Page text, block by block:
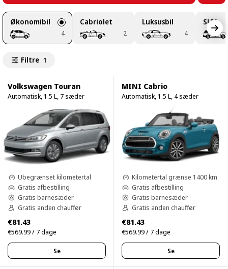
Økonomibil
4
Cabriolet
2
Luksusbil
4
SUV
Filtre 1
Volkswagen Touran
Automatisk, 1.5 L, 7 sæder
Ubegrænset kilometertal
Gratis afbestilling
Gratis barnesæder
Gratis anden chauffør
€81.43
€569.99 / 7 dage
Se
MINI Cabrio
Automatisk, 1.5 L, 4 sæder
Kilometertal grænse 1400 km
Gratis afbestilling
Gratis barnesæder
Gratis anden chauffør
€81.43
€569.99 / 7 dage
Se